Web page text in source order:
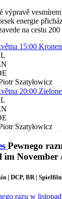
výpravě
energie
na cestu
15:00
Szatyłowicz
20:00
Szatyłowicz
Pewnego
im November
| DCP, BR |